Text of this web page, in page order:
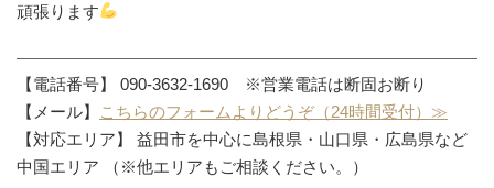
頑張ります
【電話番号】 090-3632-1690 ※営業電話は断固お断り
【メール】
こちらのフォームよりどうぞ（24時間受付）≫
【対応エリア】 益田市を中心に島根県・山口県・広島県など
中国エリア （※他エリアもご相談ください。）